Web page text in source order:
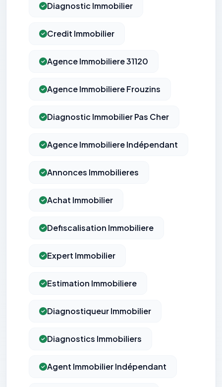
Diagnostic Immobilier
Credit Immobilier
Agence Immobiliere 31120
Agence Immobiliere Frouzins
Diagnostic Immobilier Pas Cher
Agence Immobiliere Indépendant
Annonces Immobilieres
Achat Immobilier
Defiscalisation Immobiliere
Expert Immobilier
Estimation Immobiliere
Diagnostiqueur Immobilier
Diagnostics Immobiliers
Agent Immobilier Indépendant